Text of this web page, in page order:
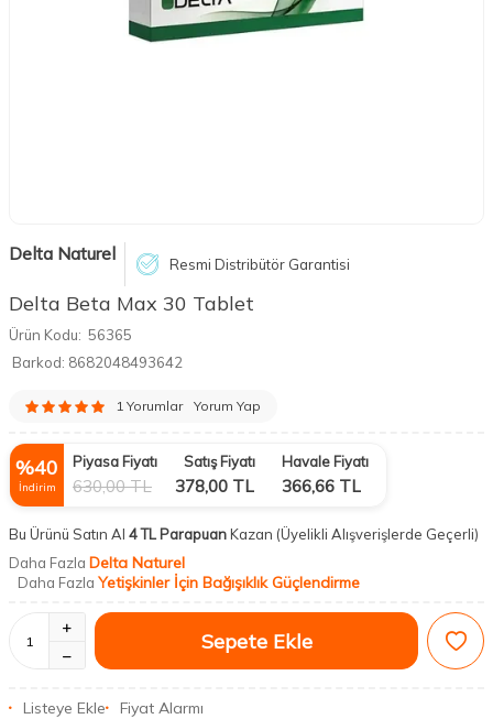
Delta Naturel Resmi Distribütör Garantisi
Delta Beta Max 30 Tablet
Ürün Kodu: 56365
Barkod: 8682048493642
1 Yorumlar Yorum Yap
%40
İndirim
Piyasa Fiyatı
630,00TL
Satış Fiyatı
378,00 TL
Havale Fiyatı
366,66 TL
Bu Ürünü Satın Al 4 TL ParapuanKazan (Üyelikli Alışverişlerde Geçerli)
Daha Fazla Delta Naturel
Daha Fazla Yetişkinler İçin Bağışıklık Güçlendirme
Sepete Ekle
Listeye Ekle Fiyat Alarmı